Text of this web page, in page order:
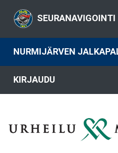
SEURANAVIGOINTI
NURMIJÄRVEN
KIRJAUDU